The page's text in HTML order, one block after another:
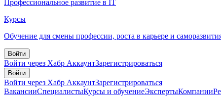
Профессиональное развитие в IT
Курсы
Обучение для смены профессии, роста в карьере и
Войти
Войти через Хабр АккаунтЗарегистрироваться
Войти
Войти через Хабр АккаунтЗарегистрироваться
ВакансииСпециалистыКурсы и обучениеЭкспертыКомпании